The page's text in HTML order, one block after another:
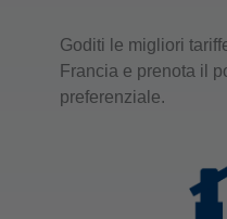
Goditi le migliori
Francia e prenota il
preferenziale.